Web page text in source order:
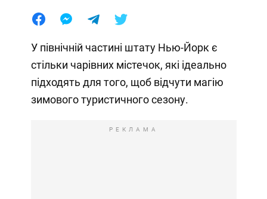
У північній частині штату Нью-Йорк є
стільки чарівних містечок, які ідеально
підходять для того, щоб відчути магію
зимового туристичного сезону.
РЕКЛАМА